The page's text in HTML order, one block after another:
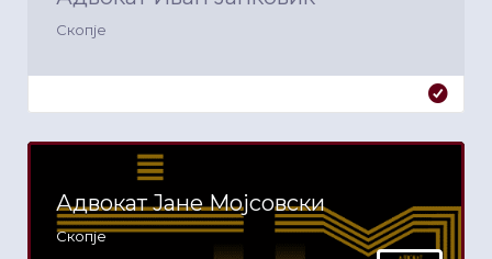
Скопје
Адвокат Јане Мојсовски
Скопје